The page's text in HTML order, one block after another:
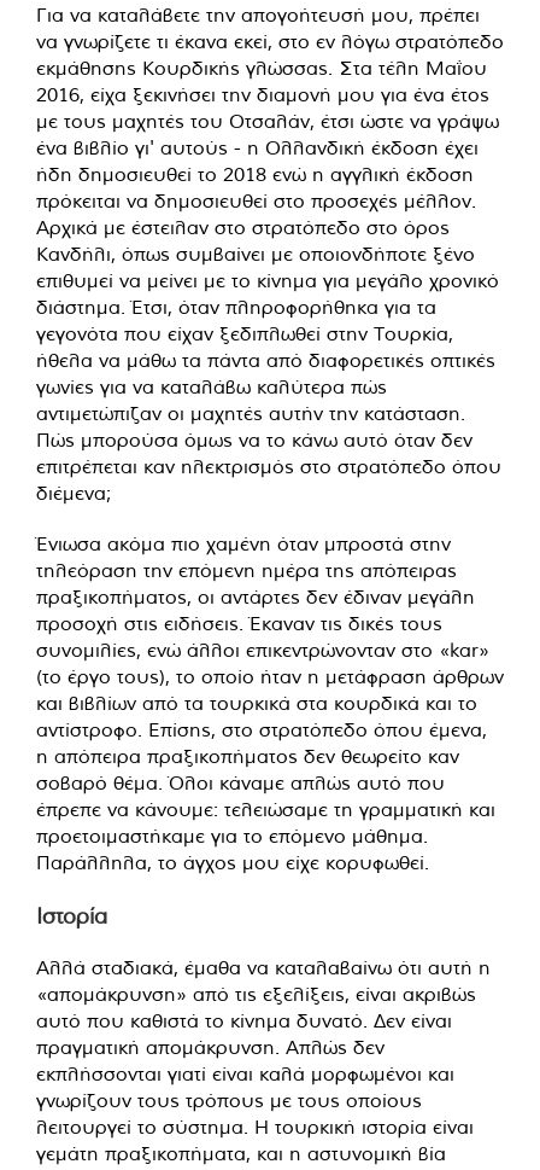
Για να καταλάβετε την απογοήτευσή μου, πρέπει
να γνωρίζετε τι έκανα εκεί, στο εν λόγω στρατόπεδο
εκμάθησης Κουρδικής γλώσσας. Στα τέλη Μαΐου
2016, είχα ξεκινήσει την διαμονή μου για ένα έτος
με τους μαχητές του Οτσαλάν, έτσι ώστε να γράψω
ένα βιβλίο γι' αυτούς - η Ολλανδική έκδοση έχει
ήδη δημοσιευθεί το 2018 ενώ η αγγλική έκδοση
πρόκειται να δημοσιευθεί στο προσεχές μέλλον.
Αρχικά με έστειλαν στο στρατόπεδο στο όρος
Κανδήλι, όπως συμβαίνει με οποιονδήποτε ξένο
επιθυμεί να μείνει με το κίνημα για μεγάλο χρονικό
διάστημα. Έτσι, όταν πληροφορήθηκα για τα
γεγονότα που είχαν ξεδιπλωθεί στην Τουρκία,
ήθελα να μάθω τα πάντα από διαφορετικές οπτικές
γωνίες για να καταλάβω καλύτερα πώς
αντιμετώπιζαν οι μαχητές αυτήν την κατάσταση.
Πώς μπορούσα όμως να το κάνω αυτό όταν δεν
επιτρέπεται καν ηλεκτρισμός στο στρατόπεδο όπου
διέμενα;
Ένιωσα ακόμα πιο χαμένη όταν μπροστά στην
τηλεόραση την επόμενη ημέρα της απόπειρας
πραξικοπήματος, οι αντάρτες δεν έδιναν μεγάλη
προσοχή στις ειδήσεις. Έκαναν τις δικές τους
συνομιλίες, ενώ άλλοι επικεντρώνονταν στο «kar»
(το έργο τους), το οποίο ήταν η μετάφραση άρθρων
και βιβλίων από τα τουρκικά στα κουρδικά και το
αντίστροφο. Επίσης, στο στρατόπεδο όπου έμενα,
η απόπειρα πραξικοπήματος δεν θεωρείτο καν
σοβαρό θέμα. Όλοι κάναμε απλώς αυτό που
έπρεπε να κάνουμε: τελειώσαμε τη γραμματική και
προετοιμαστήκαμε για το επόμενο μάθημα.
Παράλληλα, το άγχος μου είχε κορυφωθεί.
Ιστορία
Αλλά σταδιακά, έμαθα να καταλαβαίνω ότι αυτή η
«απομάκρυνση» από τις εξελίξεις, είναι ακριβώς
αυτό που καθιστά το κίνημα δυνατό. Δεν είναι
πραγματική απομάκρυνση. Απλώς δεν
εκπλήσσονται γιατί είναι καλά μορφωμένοι και
γνωρίζουν τους τρόπους με τους οποίους
λειτουργεί το σύστημα. Η τουρκική ιστορία είναι
γεμάτη πραξικοπήματα, και η αστυνομική βία